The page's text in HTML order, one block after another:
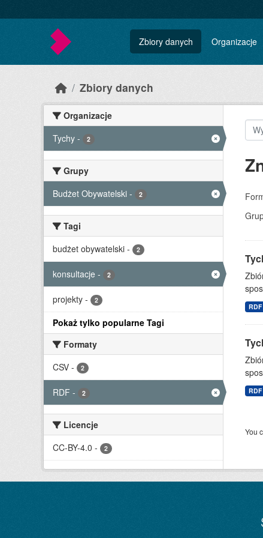
Zbiory danych Organizacje
Zbiory danych
Organizacje
Tychy - 2
Grupy
Budżet Obywatelski - 2
Tagi
budżet obywatelski - 2
konsultacje - 2
projekty - 2
Pokaż tylko popularne Tagi
Formaty
CSV - 2
RDF - 2
Licencje
CC-BY-4.0 - 2
RDF
RDF
You